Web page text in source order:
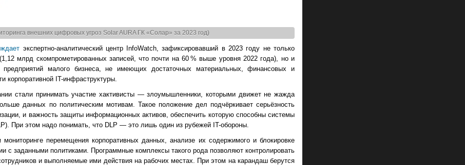
внешних цифровых угроз Solar AURA ГК «Солар» за 2023 год)
экспертно-аналитический центр InfoWatch, зафиксировавший в 2023 году не только
млрд скомпрометированных записей, что почти на 60 % выше уровня 2022 года), но и
предприятий малого бизнеса, не имеющих достаточных материальных, финансовых и
корпоративной IT-инфраструктуры.
стали принимать участие хактивисты — злоумышленники, которыми движет не жажда
данных по политическим мотивам. Такое положение дел подчёркивает серьёзность
и важность защиты информационных активов, обеспечить которую способны системы
При этом надо понимать, что DLP — это лишь один из рубежей IT-обороны.
перемещения корпоративных данных, анализе их содержимого и блокировке
с заданными политиками. Программные комплексы такого рода позволяют контролировать
и выполняемые ими действия на рабочих местах. При этом на карандаш берутся